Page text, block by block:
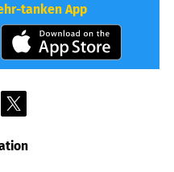
tanken App